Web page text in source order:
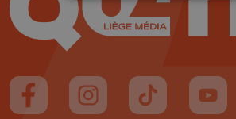
Suivez-nous sur FaceBook
Suivez-nous sur Instagram
Suivez-nous